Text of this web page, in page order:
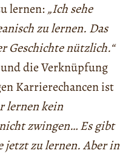
lernen: „Ich sehe
zu lernen. Das
Geschichte nützlich.“
die Verknüpfung
Karrierechancen ist
lernen kein
zwingen… Es gibt
jetzt zu lernen. Aber in